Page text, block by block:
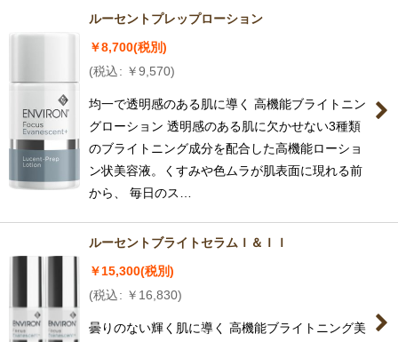
ルーセントプレップローション
￥8,700(税別)
(税込: ￥9,570)
均一で透明感のある肌に導く 高機能ブライトニン
グローション 透明感のある肌に欠かせない3種類
のブライトニング成分を配合した高機能ローショ
ン状美容液。くすみや色ムラが肌表面に現れる前
から、 毎日のス…
ルーセントブライトセラムＩ＆ＩＩ
￥15,300(税別)
(税込: ￥ 16,830)
曇りのない輝く肌に導く 高機能ブライトニング美